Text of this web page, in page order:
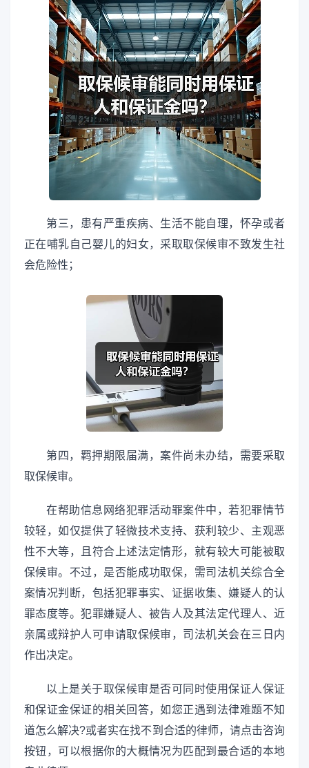
第三，患有严重疾病、生活不能自理，怀孕或者
正在哺乳自己婴儿的妇女，采取取保候审不致发生社
会危险性；
第四，羁押期限届满，案件尚未办结，需要采取
取保候审。
在帮助信息网络犯罪活动罪案件中，若犯罪情节
较轻，如仅提供了轻微技术支持、获利较少、主观恶
性不大等，且符合上述法定情形，就有较大可能被取
保候审。不过，是否能成功取保，需司法机关综合全
案情况判断，包括犯罪事实、证据收集、嫌疑人的认
罪态度等。犯罪嫌疑人、被告人及其法定代理人、近
亲属或辩护人可申请取保候审，司法机关会在三日内
作出决定。
以上是关于取保候审是否可同时使用保证人保证
和保证金保证的相关回答，如您正遇到法律难题不知
道怎么解决?或者实在找不到合适的律师，请点击咨询
按钮，可以根据你的大概情况为匹配到最合适的本地